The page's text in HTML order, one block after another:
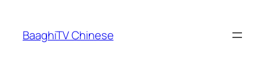
content
BaaghiTV Chinese